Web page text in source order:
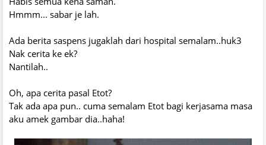
Hmmm... sabar je lah.
Ada berita saspens jugaklah dari hospital semalam..huk3
Nak cerita ke ek?
Nantilah..
Oh, apa cerita pasal Etot?
Tak ada apa pun.. cuma semalam Etot bagi kerjasama masa
aku amek gambar dia..haha!